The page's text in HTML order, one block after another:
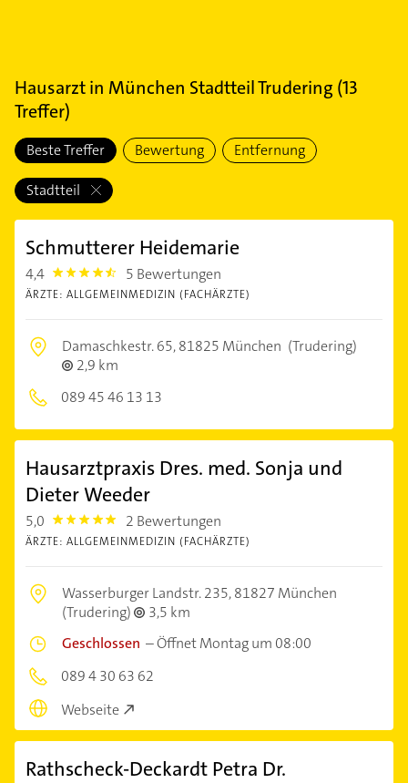
Hausarztin München Stadtteil Trudering (13
Treffer)
Beste Treffer Bewertung Entfernung
Stadtteil
Schmutterer Heidemarie
4,4 4.4 5 Bewertungen
ÄRZTE: ALLGEMEINMEDIZIN (FACHÄRZTE)
Damaschkestr. 65,81825 München (Trudering)
2,9 km
089 45 46 13 13
Hausarztpraxis Dres. med. Sonja und
Dieter Weeder
5,0 5.0 2 Bewertungen
ÄRZTE: ALLGEMEINMEDIZIN (FACHÄRZTE)
Wasserburger Landstr. 235,81827 München
(Trudering)
3,5 km
Geschlossen –Öffnet Montag um 08:00
089 4 30 63 62
Webseite
Rathscheck-Deckardt Petra Dr.